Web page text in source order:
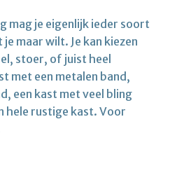
mag je eigenlijk ieder soort
maar wilt. Je kan kiezen
stoer, of juist heel
met een metalen band,
een kast met veel bling
hele rustige kast. Voor